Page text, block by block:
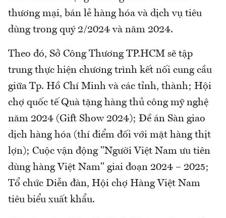
thương mại, bán lẻ hàng hóa và dịch vụ tiêu
dùng trong quý 2/2024 và năm 2024.
Theo đó, Sở Công Thương TP.HCM sẽ tập
trung thực hiện chương trình kết nối cung cầu
giữa Tp. Hồ Chí Minh và các tỉnh, thành; Hội
chợ quốc tế Quà tặng hàng thủ công mỹ nghệ
năm 2024 (Gift Show 2024); Đề án Sàn giao
dịch hàng hóa (thí điểm đối với mặt hàng thịt
lợn); Cuộc vận động "Người Việt Nam ưu tiên
dùng hàng Việt Nam" giai đoạn 2024 – 2025;
Tổ chức Diễn đàn, Hội chợ Hàng Việt Nam
tiêu biểu xuất khẩu.